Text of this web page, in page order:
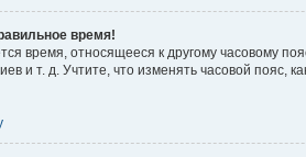
время!
время, относящееся к другому часовому
и т. д. Учтите, что изменять часовой пояс,